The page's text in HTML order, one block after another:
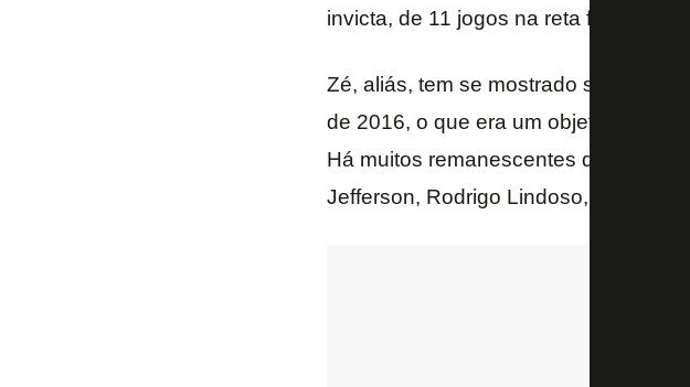
invicta, de 11 jogos na reta final, e
Zé, aliás, tem se mostrado satisfeito
de 2016, o que era um objetivo
Há muitos remanescentes da
Jefferson, Rodrigo Lindoso, Rodrigo